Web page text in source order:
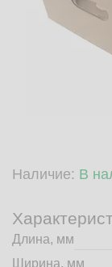
+7 (4832) 71-44-42
г. Брянск,
© 2014 - 2026 |
Наличие: В
Длина, мм
Ширина, мм